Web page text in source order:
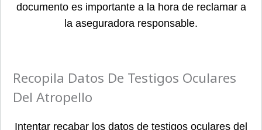
documento es importante a la hora de reclamar a
la aseguradora responsable.
Recopila Datos De Testigos Oculares
Del Atropello
Intentar recabar los datos de testigos oculares del